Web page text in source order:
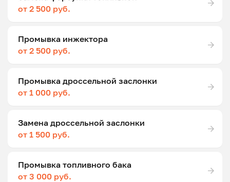
от 2 500 руб.
Промывка инжектора
от 2 500 руб.
Промывка дроссельной заслонки
от 1 000 руб.
Замена дроссельной заслонки
от 1 500 руб.
Промывка топливного бака
от 3 000 руб.